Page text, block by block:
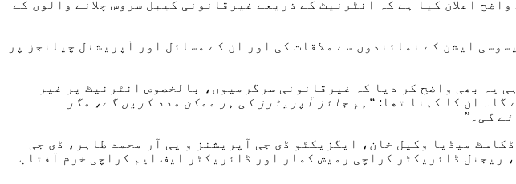
اعلان کیا ہے کہ انٹرنیٹ کے ذریعے غیرقانونی کیبل سروس چلانے والوں کے
ایشن کے نمائندوں سے ملاقات کی اور ان کے مسائل اور آپریشنل چیلنجز پر
یہ بھی واضح کر دیا کہ غیرقانونی سرگرمیوں، بالخصوص انٹرنیٹ پر غیر
گا۔ ان کا کہنا تھا: “ہم جائز آپریٹرز کی ہر ممکن مدد کریں گے، مگر
گی۔”
میڈیا وکیل خان، ایگزیکٹو ڈی جی آپریشنز و پی آر محمد طاہر، ڈی جی
ریجنل ڈائریکٹر کراچی رمیش کمار اور ڈائریکٹر ایف ایم کراچی خرم آفتاب